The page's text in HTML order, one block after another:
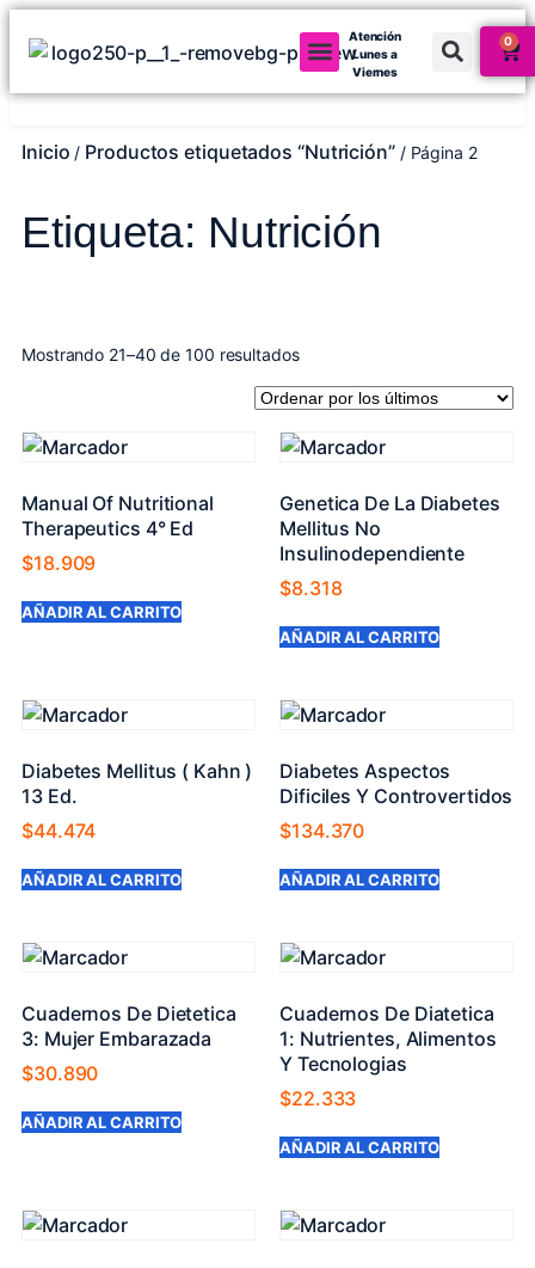
Atención
Lunes a
Viernes
0
Inicio / Productos etiquetados “Nutrición”/ Página 2
Etiqueta: Nutrición
Mostrando 21–40 de 100 resultados
Manual Of Nutritional
Therapeutics 4° Ed
$18.909
AÑADIR AL CARRITO
Genetica De La Diabetes
Mellitus No
Insulinodependiente
$8.318
AÑADIR AL CARRITO
Diabetes Mellitus ( Kahn )
13 Ed.
$44.474
AÑADIR AL CARRITO
Diabetes Aspectos
Dificiles Y Controvertidos
$134.370
AÑADIR AL CARRITO
Cuadernos De Dietetica
3: Mujer Embarazada
$30.890
AÑADIR AL CARRITO
Cuadernos De Diatetica
1: Nutrientes, Alimentos
Y Tecnologias
$22.333
AÑADIR AL CARRITO